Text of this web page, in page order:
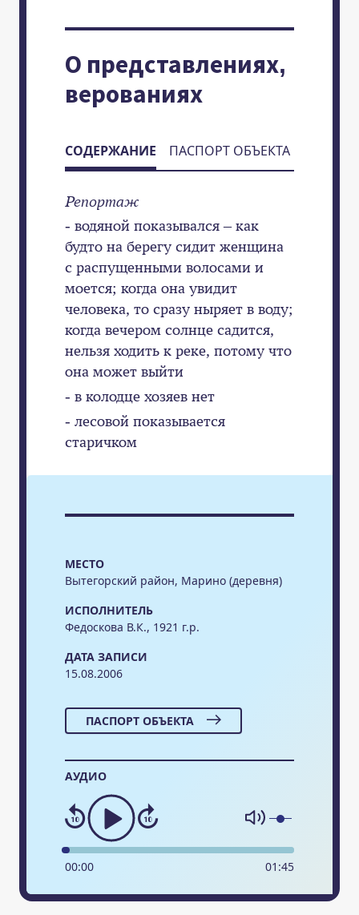
МЕСТО
Вытегорский район, Марино (деревня)
ИСПОЛНИТЕЛЬ
Федоскова В.К., 1921 г.р.
ДАТА ЗАПИСИ
15.08.2006
ПАСПОРТ ОБЪЕКТА
АУДИО
00:00 01 :45
О представлениях,
верованиях
СОДЕРЖАНИЕ ПАСПОРТ ОБЪЕКТА
Репортаж
- водяной показывался – как
будто на берегу сидит женщина
с распущенными волосами и
моется; когда она увидит
человека, то сразу ныряет в воду;
когда вечером солнце садится,
нельзя ходить к реке, потому что
она может выйти
- в колодце хозяев нет
- лесовой показывается
старичком